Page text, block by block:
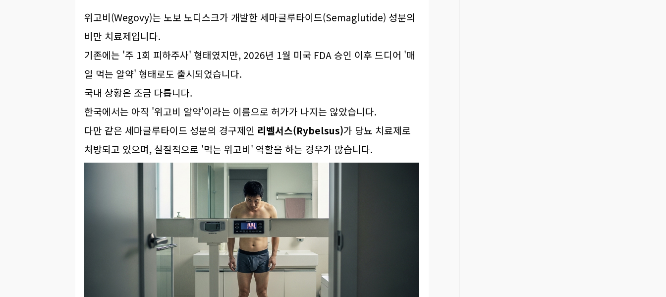
위고비(Wegovy)는 노보 노디스크가 개발한 세마글루타이드(Semaglutide) 성분의
비만 치료제입니다.
기존에는 '주 1회 피하주사' 형태였지만, 2026년 1월 미국 FDA 승인 이후 드디어 '매
일 먹는 알약' 형태로도 출시되었습니다.
국내 상황은 조금 다릅니다.
한국에서는 아직 '위고비 알약'이라는 이름으로 허가가 나지는 않았습니다.
다만 같은 세마글루타이드 성분의 경구제인 리벨서스(Rybelsus)가 당뇨 치료제로
처방되고 있으며, 실질적으로 '먹는 위고비' 역할을 하는 경우가 많습니다.